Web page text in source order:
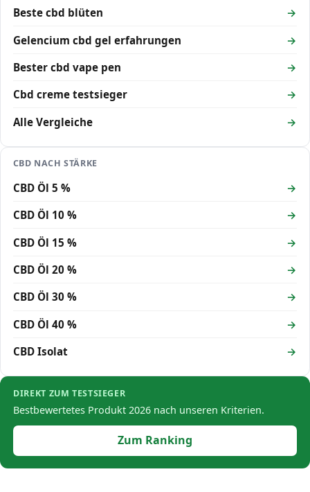
Beste cbd blüten
Gelencium cbd gel erfahrungen
Bester cbd vape pen
Cbd creme testsieger
Alle Vergleiche
CBD NACH STÄRKE
CBD Öl 5 %
CBD Öl 10 %
CBD Öl 15 %
CBD Öl 20 %
CBD Öl 30 %
CBD Öl 40 %
CBD Isolat
DIREKT ZUM TESTSIEGER
Bestbewertetes Produkt 2026 nach unseren Kriterien.
Zum Ranking